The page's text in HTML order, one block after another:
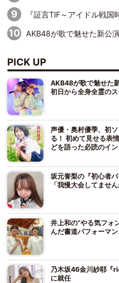
『証言TIF～アイドル戦国時代とはなんだったのか～』第10回：さくら学院・武藤彩未×飯田ら
AKB48が歌で魅せた新公演『夢のポップ
PICK UP
AKB48が歌で魅せた
初日から全身全霊の
声優・奥村優季、初
る！ 初めて見せる表
どを語った必読のイ
坂元誉梨の『初心者
「我慢大会してません
井上和の“やる気フ
んだ書道パフォーマ
乃木坂46金川紗耶『
に就任